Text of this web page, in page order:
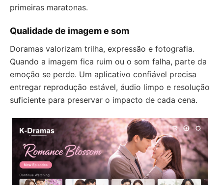
primeiras maratonas.
Qualidade de imagem e som
Doramas valorizam trilha, expressão e fotografia.
Quando a imagem fica ruim ou o som falha, parte da
emoção se perde. Um aplicativo confiável precisa
entregar reprodução estável, áudio limpo e resolução
suficiente para preservar o impacto de cada cena.